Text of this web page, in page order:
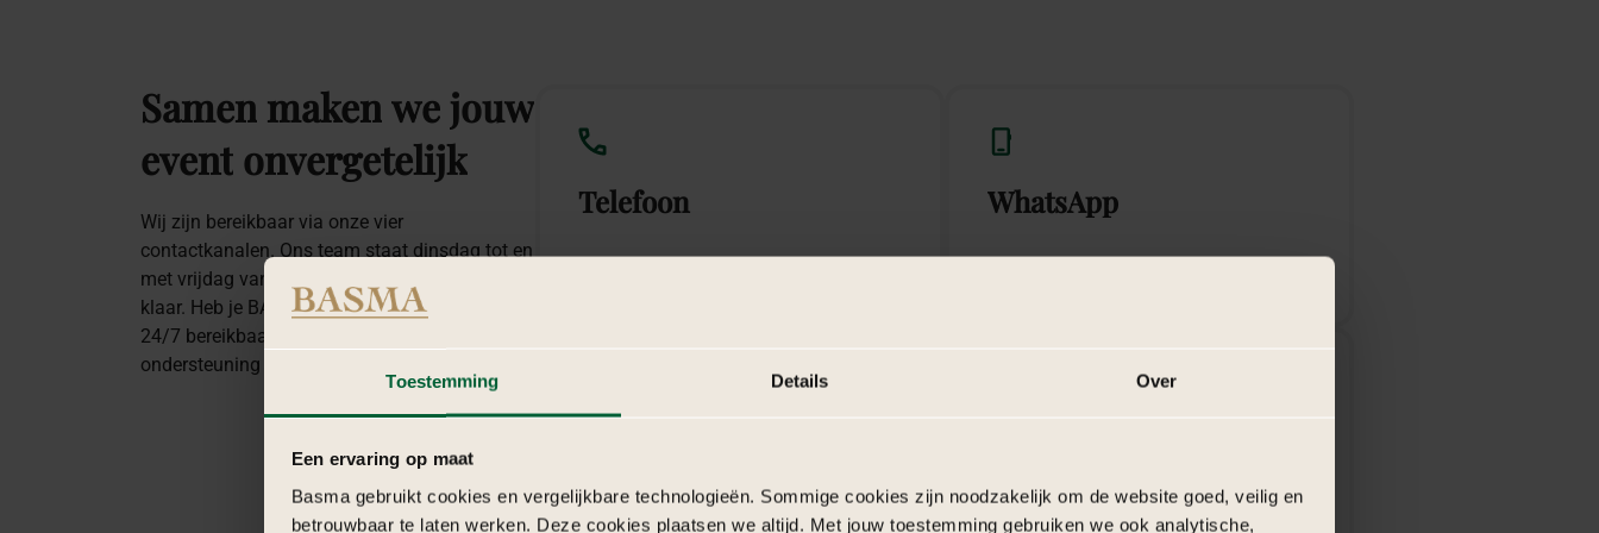
Toestemming Details Over
Een ervaring op maat
Basma gebruikt cookies en vergelijkbare technologieën. Sommige cookies zijn noodzakelijk om de website goed, veilig en
betrouwbaar te laten werken. Deze cookies plaatsen we altijd. Met jouw toestemming gebruiken we ook analytische,
Samen makenwe jouw
event onvergetelijk
Wij zijn bereikbaar via onze vier
contactkanalen. Ons team staat dinsdag tot en
met vrijdag van 10:00 tot 20:00 uur voor je
klaar. Heb je BASMA geboekt? Dan zijn wij
24/7 bereikbaar voor persoonlijke
ondersteuning en directe afstemming.
Telefoon WhatsApp
Mail naar info@basma.nl Vul formulier in